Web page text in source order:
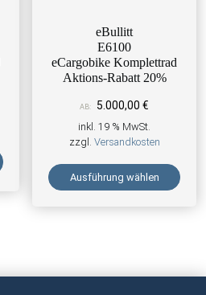
eBullitt
E6100
eCargobike Komplettrad
Aktions-Rabatt 20%
AB: 5.000,00€
inkl. 19 % MwSt.
zzgl. Versandkosten
Ausführung wählen